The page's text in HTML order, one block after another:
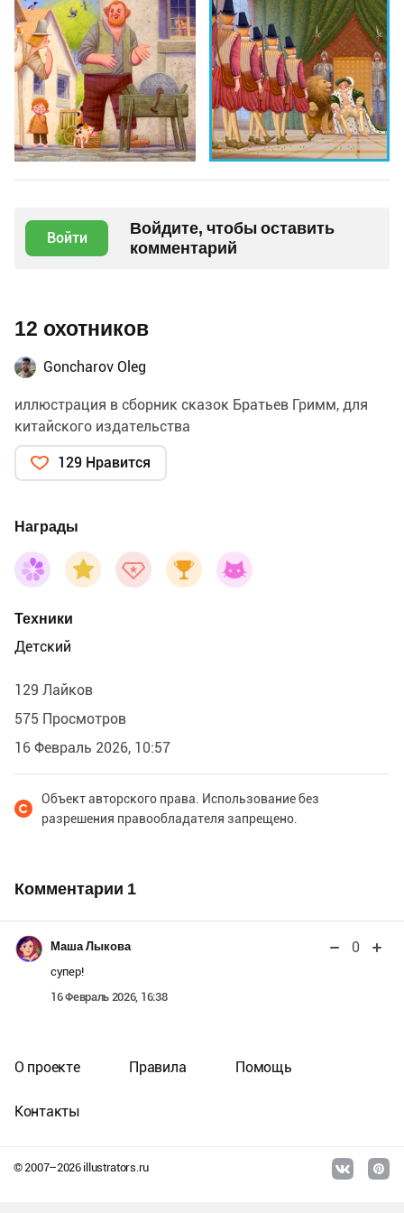
Войти
Войдите, чтобы оставить
комментарий
12 охотников
Goncharov Oleg
иллюстрация в сборник сказок Братьев Гримм, для
китайского издательства
129 Нравится
Награды
Техники
Детский
129 Лайков
575 Просмотров
16 Февраль 2026, 10:57
Объект авторского права. Использование без
разрешения правообладателя запрещено.
Комментарии 1
Маша Лыкова 0
супер!
16 Февраль 2026, 16:38
© 2007–2026illustrators.ru
О проекте Правила Помощь
Контакты